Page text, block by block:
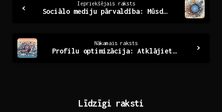
Reading
Iepriekšējais raksts
Sociālo mediju pārvaldība: Mūsdienu izaicinājumi un iespējas
Nākamais raksts
Profilu optimizācija: Atklājiet savas potenciāla virsotnes
Līdzīgi raksti